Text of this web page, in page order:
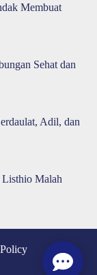
Membuat
Sehat dan
Adil, dan
Malah